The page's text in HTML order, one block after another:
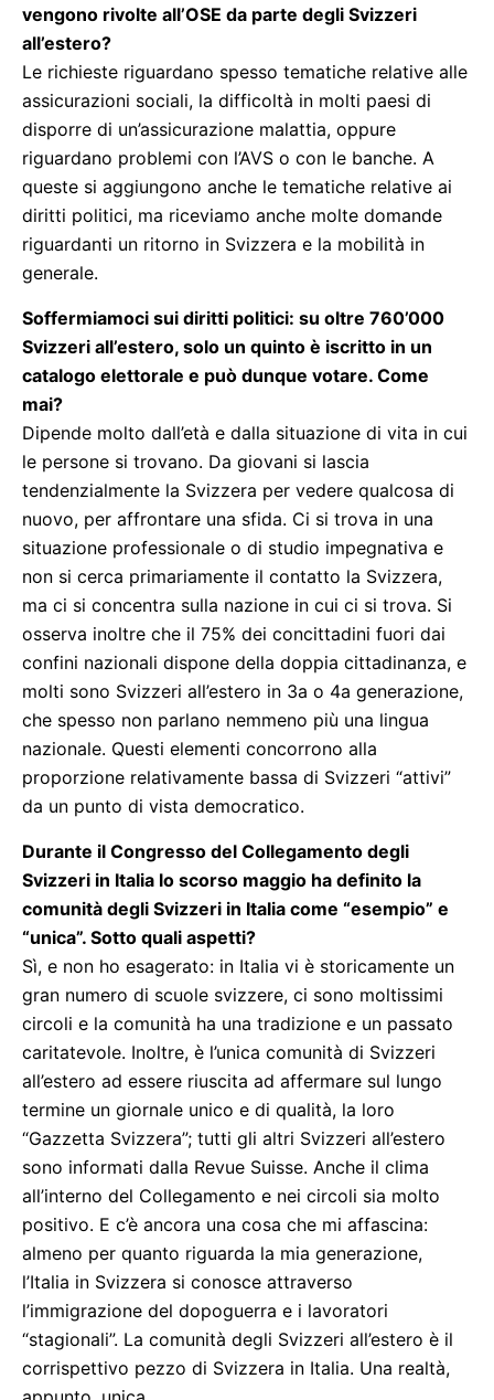
vengono rivolte all’OSE da parte degli Svizzeri
all’estero?
Le richieste riguardano spesso tematiche relative alle
assicurazioni sociali, la difficoltà in molti paesi di
disporre di un’assicurazione malattia, oppure
riguardano problemi con l’AVS o con le banche. A
queste si aggiungono anche le tematiche relative ai
diritti politici, ma riceviamo anche molte domande
riguardanti un ritorno in Svizzera e la mobilità in
generale.
Soffermiamoci sui diritti politici: su oltre 760’000
Svizzeri all’estero, solo un quinto è iscritto in un
catalogo elettorale e può dunque votare. Come
mai?
Dipende molto dall’età e dalla situazione di vita in cui
le persone si trovano. Da giovani si lascia
tendenzialmente la Svizzera per vedere qualcosa di
nuovo, per affrontare una sfida. Ci si trova in una
situazione professionale o di studio impegnativa e
non si cerca primariamente il contatto la Svizzera,
ma ci si concentra sulla nazione in cui ci si trova. Si
osserva inoltre che il 75% dei concittadini fuori dai
confini nazionali dispone della doppia cittadinanza, e
molti sono Svizzeri all’estero in 3a o 4a generazione,
che spesso non parlano nemmeno più una lingua
nazionale. Questi elementi concorrono alla
proporzione relativamente bassa di Svizzeri “attivi”
da un punto di vista democratico.
Durante il Congresso del Collegamento degli
Svizzeri in Italia lo scorso maggio ha definito la
comunità degli Svizzeri in Italia come “esempio” e
“unica”. Sotto quali aspetti?
Sì, e non ho esagerato: in Italia vi è storicamente un
gran numero di scuole svizzere, ci sono moltissimi
circoli e la comunità ha una tradizione e un passato
caritatevole. Inoltre, è l’unica comunità di Svizzeri
all’estero ad essere riuscita ad affermare sul lungo
termine un giornale unico e di qualità, la loro
“Gazzetta Svizzera”; tutti gli altri Svizzeri all’estero
sono informati dalla Revue Suisse. Anche il clima
all’interno del Collegamento e nei circoli sia molto
positivo. E c’è ancora una cosa che mi affascina:
almeno per quanto riguarda la mia generazione,
l’Italia in Svizzera si conosce attraverso
l’immigrazione del dopoguerra e i lavoratori
“stagionali”. La comunità degli Svizzeri all’estero è il
corrispettivo pezzo di Svizzera in Italia. Una realtà,